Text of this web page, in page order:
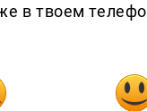
в твоем